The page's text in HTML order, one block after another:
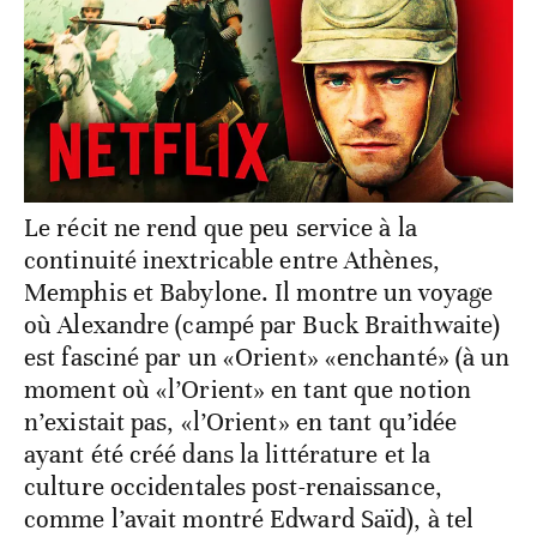
Le récit ne rend que peu service à la
continuité inextricable entre Athènes,
Memphis et Babylone. Il montre un voyage
où Alexandre (campé par Buck Braithwaite)
est fasciné par un «Orient» «enchanté» (à un
moment où «l’Orient» en tant que notion
n’existait pas, «l’Orient» en tant qu’idée
ayant été créé dans la littérature et la
culture occidentales post-renaissance,
comme l’avait montré Edward Saïd), à tel